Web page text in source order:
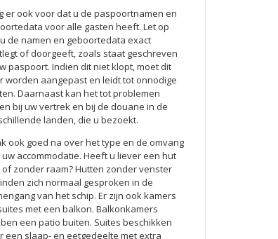
er ook voor dat u de paspoortnamen en
voor alle gasten heeft. Let op
de namen en geboortedata exact
of doorgeeft, zoals staat geschreven
paspoort. Indien dit niet klopt, moet dit
worden aangepast en leidt tot onnodige
Daarnaast kan het tot problemen
bij uw vertrek en bij de douane in de
landen, die u bezoekt.
ook goed na over het type en de omvang
accommodatie. Heeft u liever een hut
of zonder raam? Hutten zonder venster
zich normaal gesproken in de
van het schip. Er zijn ook kamers
met een balkon. Balkonkamers
een patio buiten. Suites beschikken
een slaap- en eetgedeelte met extra